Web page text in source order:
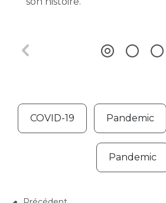
COVID-19 Pandemic
Pandemic